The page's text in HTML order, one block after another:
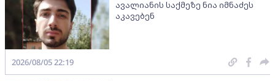
ავალიანის საქმეზე ნია იმნაძეს
აკავებენ
2026/08/05 22:19